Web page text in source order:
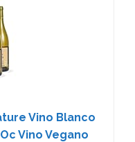
Vino Blanco
Vino Vegano